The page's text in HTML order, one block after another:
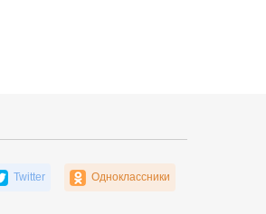
Twitter Одноклассники